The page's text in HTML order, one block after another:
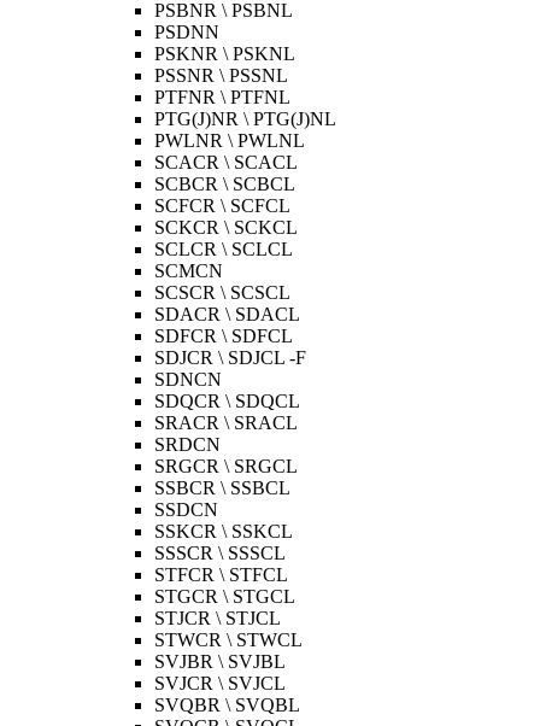
PSBNR \ PSBNL
PSDNN
PSKNR \ PSKNL
PSSNR \ PSSNL
PTFNR \ PTFNL
PTG(J)NR \ PTG(J)NL
PWLNR \ PWLNL
SCACR \ SCACL
SCBCR \ SCBCL
SCFCR \ SCFCL
SCKCR \ SCKCL
SCLCR \ SCLCL
SCMCN
SCSCR \ SCSCL
SDACR \ SDACL
SDFCR \ SDFCL
SDJCR \ SDJCL -F
SDNCN
SDQCR \ SDQCL
SRACR \ SRACL
SRDCN
SRGCR \ SRGCL
SSBCR \ SSBCL
SSDCN
SSKCR \ SSKCL
SSSCR \ SSSCL
STFCR \ STFCL
STGCR \ STGCL
STJCR \ STJCL
STWCR \ STWCL
SVJBR \ SVJBL
SVJCR \ SVJCL
SVQBR \ SVQBL